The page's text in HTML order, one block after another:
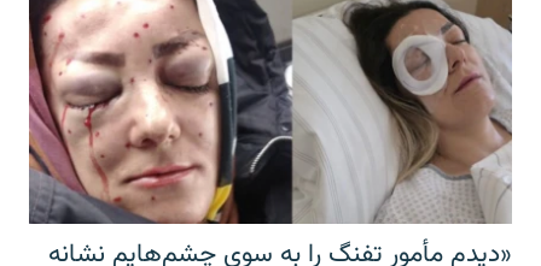
«دیدم مأمور تفنگ را به سوی چشم‌هایم نشانه